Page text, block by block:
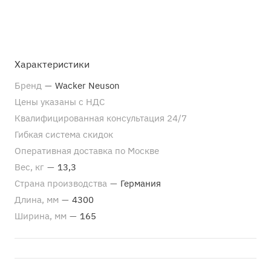
Характеристики
Бренд — Wacker Neuson
Цены указаны с НДС
Квалифицированная консультация 24/7
Гибкая система скидок
Оперативная доставка по Москве
Вес, кг — 13,3
Страна производства — Германия
Длина, мм — 4300
Ширина, мм — 165